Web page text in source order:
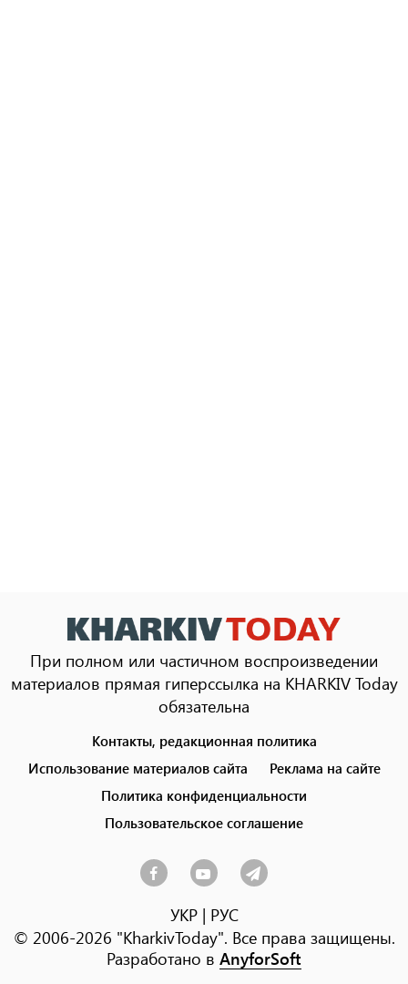
При полном или частичном воспроизведении
материалов прямая гиперссылка на KHARKIV Today
обязательна
menu
Контакты, редакционная политика
Использование материалов сайта
Реклама на сайте
Политика конфиденциальности
Пользовательское соглашение
УКР| РУС
© 2006-2026 "KharkivToday". Все права защищены.
Разработано в AnyforSoft